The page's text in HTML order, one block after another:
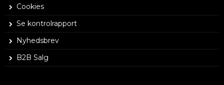
Cookies
Se kontrolrapport
Nyhedsbrev
B2B Salg